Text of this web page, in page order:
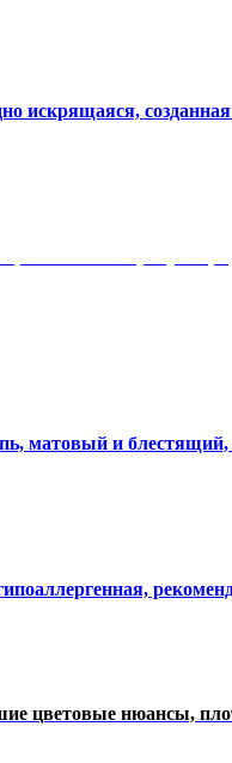
искрящаяся,
матовый и
цветовые нюансы,